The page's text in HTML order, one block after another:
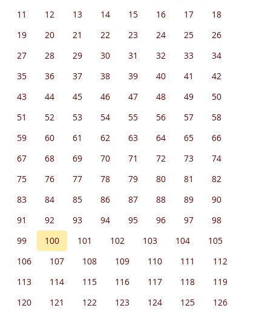
11
12 13 14 15 16 17
18
19
20 21 22 23 24 25
26
27
28 29 30 31 32 33
34
35
36 37 38 39 40 41
42
43
44 45 46 47 48 49
50
51
52 53 54 55 56 57
58
59
60 61 62 63 64 65
66
67
68 69 70 71 72 73
74
75
76 77 78 79 80 81
82
83
84 85 86 87 88 89
90
91
92 93 94 95 96 97
98
99
100 101 102 103 104
105
106
107 108 109 110 111
112
113
114 115 116 117 118
119
120
121 122 123 124 125
126